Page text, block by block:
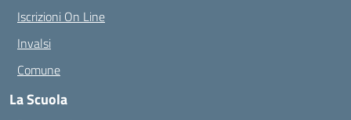
Iscrizioni On Line
Invalsi
Comune
La Scuola